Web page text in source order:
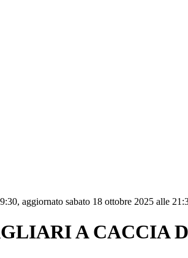
aggiornato sabato 18 ottobre 2025 alle
A CACCIA